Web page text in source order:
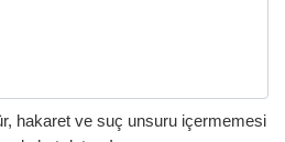
hakaret ve suç unsuru içermemesi